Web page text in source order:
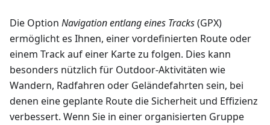
Die Option Navigation entlang eines Tracks(GPX)
ermöglicht es Ihnen, einer vordefinierten Route oder
einem Track auf einer Karte zu folgen. Dies kann
besonders nützlich für Outdoor-Aktivitäten wie
Wandern, Radfahren oder Geländefahrten sein, bei
denen eine geplante Route die Sicherheit und Effizienz
verbessert. Wenn Sie in einer organisierten Gruppe